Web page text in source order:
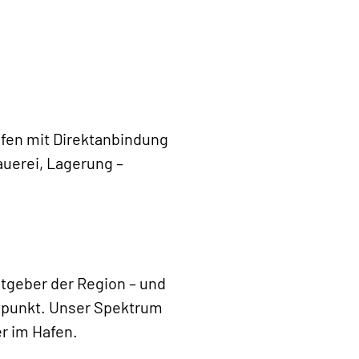
mit Direktanbindung
Lagerung –
der Region – und
Unser Spektrum
im Hafen.